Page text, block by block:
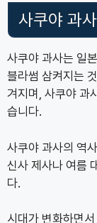
사쿠야 과
사쿠야 과사는 일
블라썸 삼켜지는
겨지며, 사쿠야 과
습니다.
사쿠야 과사의 역
신사 제사나 여름
다.
시대가 변화하면